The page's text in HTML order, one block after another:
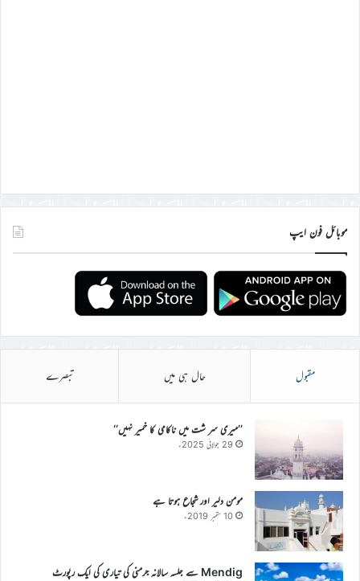
موبائل فون ایپ
مقبول حال ہی میں تبصرے
’’میری سر شت میں ناکامی کا خمیر نہیں‘‘
29 جولائی 2025ء
مومن دلیر اور شجاع ہوتا ہے
10 ستمبر 2019ء
Mendig سے جلسہ سالانہ جرمنی کی تیاری کی ایک رپورٹ